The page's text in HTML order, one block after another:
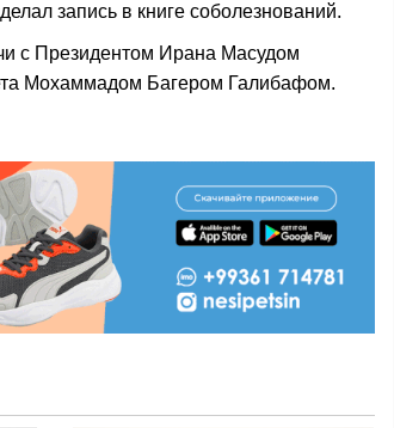
запись в книге соболезнований.
с Президентом Ирана Масудом
Мохаммадом Багером Галибафом.